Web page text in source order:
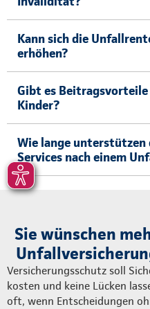
Kann sich die
erhöhen?
Gibt es Beitragsvorteile
Kinder?
Wie lange unterstützen
Services nach einem
Sie wünschen
Versicherungsschutz soll
kosten und keine Lücken
oft, wenn Entscheidungen